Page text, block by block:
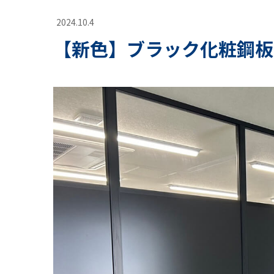
2024.10.4
【新色】ブラック化粧鋼